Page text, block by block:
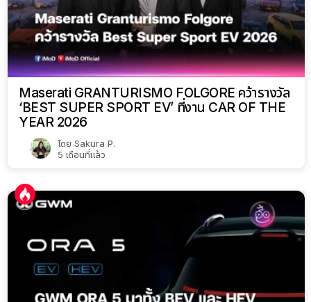
Maserati GRANTURISMO FOLGORE คว้ารางวัล
‘BEST SUPER SPORT EV’ ที่งาน CAR OF THE
YEAR 2026
โดย Sakura P.
5 เดือนที่แล้ว